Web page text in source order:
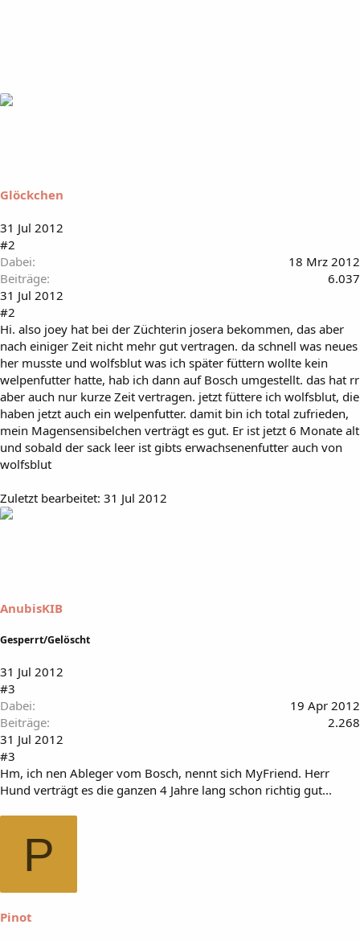
Glöckchen
31 Jul 2012
#2
Dabei
18 Mrz 2012
Beiträge
6.037
31 Jul 2012
#2
Hi. also joey hat bei der Züchterin josera bekommen, das aber
nach einiger Zeit nicht mehr gut vertragen. da schnell was neues
her musste und wolfsblut was ich später füttern wollte kein
welpenfutter hatte, hab ich dann auf Bosch umgestellt. das hat rr
aber auch nur kurze Zeit vertragen. jetzt füttere ich wolfsblut, die
haben jetzt auch ein welpenfutter. damit bin ich total zufrieden,
mein Magensensibelchen verträgt es gut. Er ist jetzt 6 Monate alt
und sobald der sack leer ist gibts erwachsenenfutter auch von
wolfsblut
Zuletzt bearbeitet: 31 Jul 2012
AnubisKIB
Gesperrt/Gelöscht
31 Jul 2012
#3
Dabei
19 Apr 2012
Beiträge
2.268
31 Jul 2012
#3
Hm, ich nen Ableger vom Bosch, nennt sich MyFriend. Herr
Hund verträgt es die ganzen 4 Jahre lang schon richtig gut...
P
Pinot